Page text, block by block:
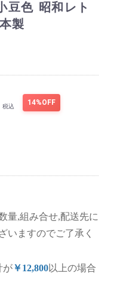
豆色 昭和レト
製
税込 14%OFF
量,組み合せ,配送先に
いますのでご了承く
が￥12,800以上の場合